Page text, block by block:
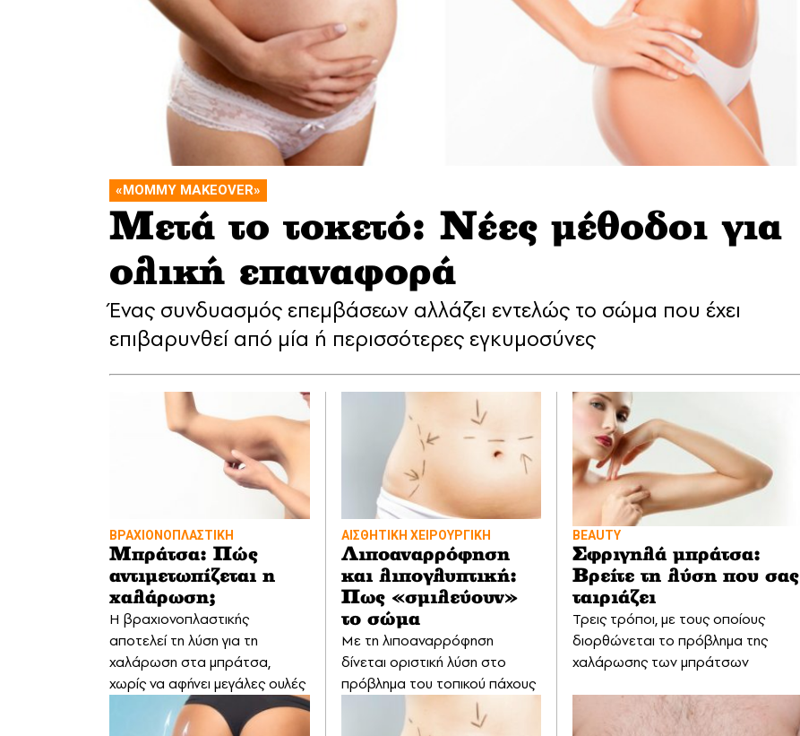
«MOMMY MAKEOVER»
Μετά το τοκετό: Νέες μέθοδοι για
ολική επαναφορά
Ένας συνδυασμός επεμβάσεων αλλάζει εντελώς το σώμα που έχει
επιβαρυνθεί από μία ή περισσότερες εγκυμοσύνες
ΒΡΑΧΙΟΝΟΠΛΑΣΤΙΚΗ
Μπράτσα: Πώς
αντιμετωπίζεται η
χαλάρωση;
Η βραχιονοπλαστικής
αποτελεί τη λύση για τη
χαλάρωση στα μπράτσα,
χωρίς να αφήνει μεγάλες ουλές
ΑΙΣΘΗΤΙΚΗ ΧΕΙΡΟΥΡΓΙΚΗ
Λιποαναρρόφηση
και λιπογλυπτική:
Πως «σμιλεύουν»
το σώμα
Με τη λιποαναρρόφηση
δίνεται οριστική λύση στο
πρόβλημα του τοπικού πάχους
BEAUTY
Σφριγηλά μπράτσα:
Βρείτε τη λύση που σας
ταιριάζει
Τρεις τρόποι, με τους οποίους
διορθώνεται το πρόβλημα της
χαλάρωσης των μπράτσων